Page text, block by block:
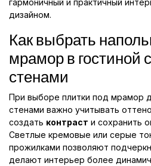
дизайном.
Как выбрать
мрамор в гостиной
стенами
При выборе плитки под мрамор
стенами важно учитывать
создать контраст и сохранить
Светлые кремовые или серые
прожилками позволяют
делают интерьер более